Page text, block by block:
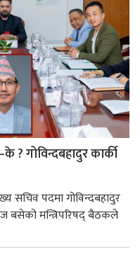
? गोविन्दबहादुर कार्की
सचिव पदमा गोविन्दबहादुर
बसेको मन्त्रिपरिषद् बैठकले